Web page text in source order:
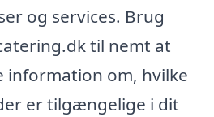
og services. Brug
til nemt at
om, hvilke
er tilgængelige i dit